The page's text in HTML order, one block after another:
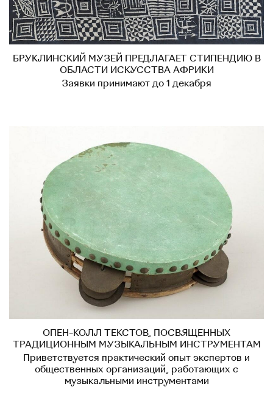
БРУКЛИНСКИЙ МУЗЕЙ ПРЕДЛАГАЕТ СТИПЕНДИЮ В
ОБЛАСТИ ИСКУССТВА АФРИКИ
Заявки принимают до 1 декабря
ОПЕН-КОЛЛ ТЕКСТОВ, ПОСВЯЩЕННЫХ
ТРАДИЦИОННЫМ МУЗЫКАЛЬНЫМ ИНСТРУМЕНТАМ
Приветствуется практический опыт экспертов и
общественных организаций, работающих с
музыкальными инструментами